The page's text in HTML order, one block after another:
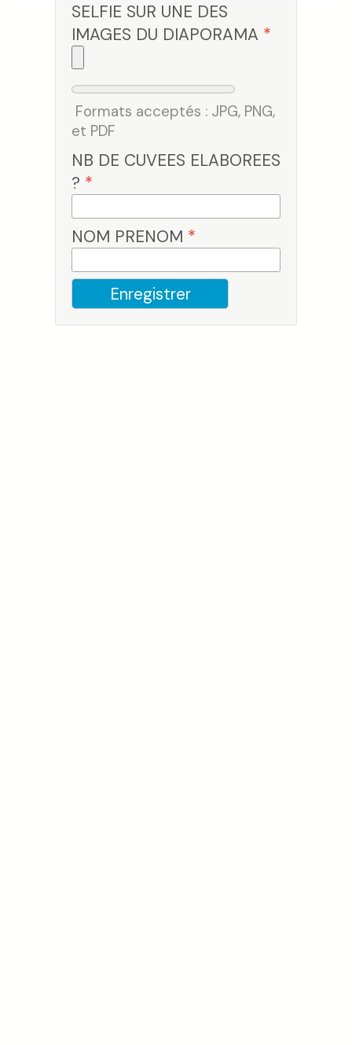
SELFIE SUR UNE DES
IMAGES DU DIAPORAMA *
Formats acceptés : JPG, PNG,
et PDF
NB DE CUVEES ELABOREES
? *
NOM PRENOM *